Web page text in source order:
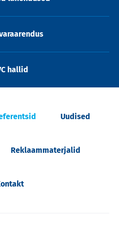
hallid
Uudised
Reklaammaterjalid